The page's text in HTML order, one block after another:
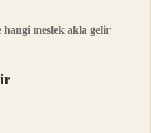
hangi meslek akla gelir